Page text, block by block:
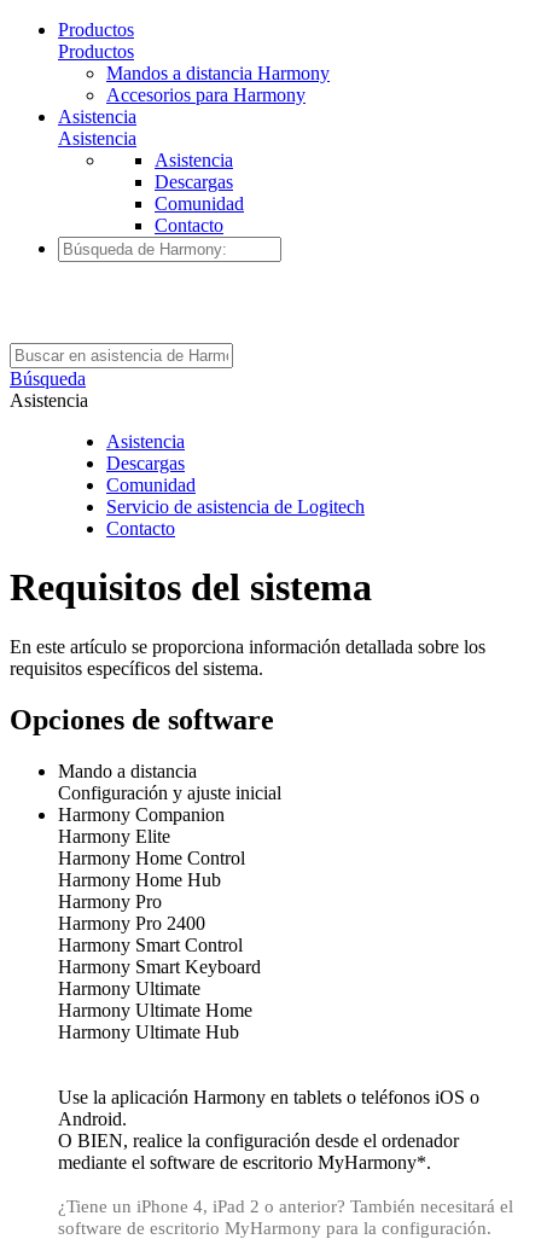
Productos
Productos
Mandos a distancia Harmony
Accesorios para Harmony
Asistencia
Asistencia
Asistencia
Descargas
Comunidad
Contacto
Búsqueda
Asistencia
Asistencia
Descargas
Comunidad
Servicio de asistencia de Logitech
Contacto
Requisitos del sistema
En este artículo se proporciona información detallada sobre los
requisitos específicos del sistema.
Opciones de software
Mando a distancia
Configuración y ajuste inicial
Harmony Companion
Harmony Elite
Harmony Home Control
Harmony Home Hub
Harmony Pro
Harmony Pro 2400
Harmony Smart Control
Harmony Smart Keyboard
Harmony Ultimate
Harmony Ultimate Home
Harmony Ultimate Hub
Use la aplicación Harmony en tablets o teléfonos iOS o
Android.
O BIEN, realice la configuración desde el ordenador
mediante el software de escritorio MyHarmony*.
¿Tiene un iPhone 4, iPad 2 o anterior? También necesitará el
software de escritorio MyHarmony para la configuración.